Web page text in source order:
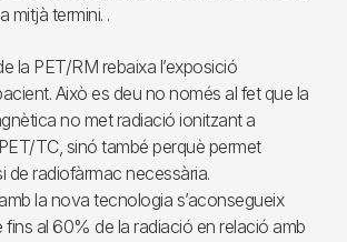
mitjà termini. .
la PET/RM rebaixa l’exposició
Això es deu no només al fet que la
no met radiació ionitzant a
TC, sinó també perquè permet
de radiofàrmac necessària.
la nova tecnologia s’aconsegueix
al 60% de la radiació en relació amb